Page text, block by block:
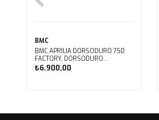
BMC
BMC APRILIA DORSODURO 750
FACTORY, DORSODURO
900, SHIVER 750 GT, SHIVER
750 KUTU İÇİ PERFORMANS HAVA
₺6.900,00